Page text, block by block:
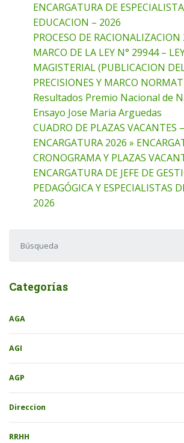
ENCARGATURA DE
EDUCACION – 2026
PROCESO DE
MARCO DE LA LEY N° 29944 –
MAGISTERIAL (PUBLICACION
PRECISIONES Y MARCO
Resultados Premio Nacional de
Ensayo Jose Maria Arguedas
CUADRO DE PLAZAS VACANTES
ENCARGATURA 2026 »
CRONOGRAMA Y PLAZAS
ENCARGATURA DE JEFE DE
PEDAGÓGICA Y ESPECIALISTAS
2026
Categorías
AGA
AGI
AGP
Direccion
RRHH